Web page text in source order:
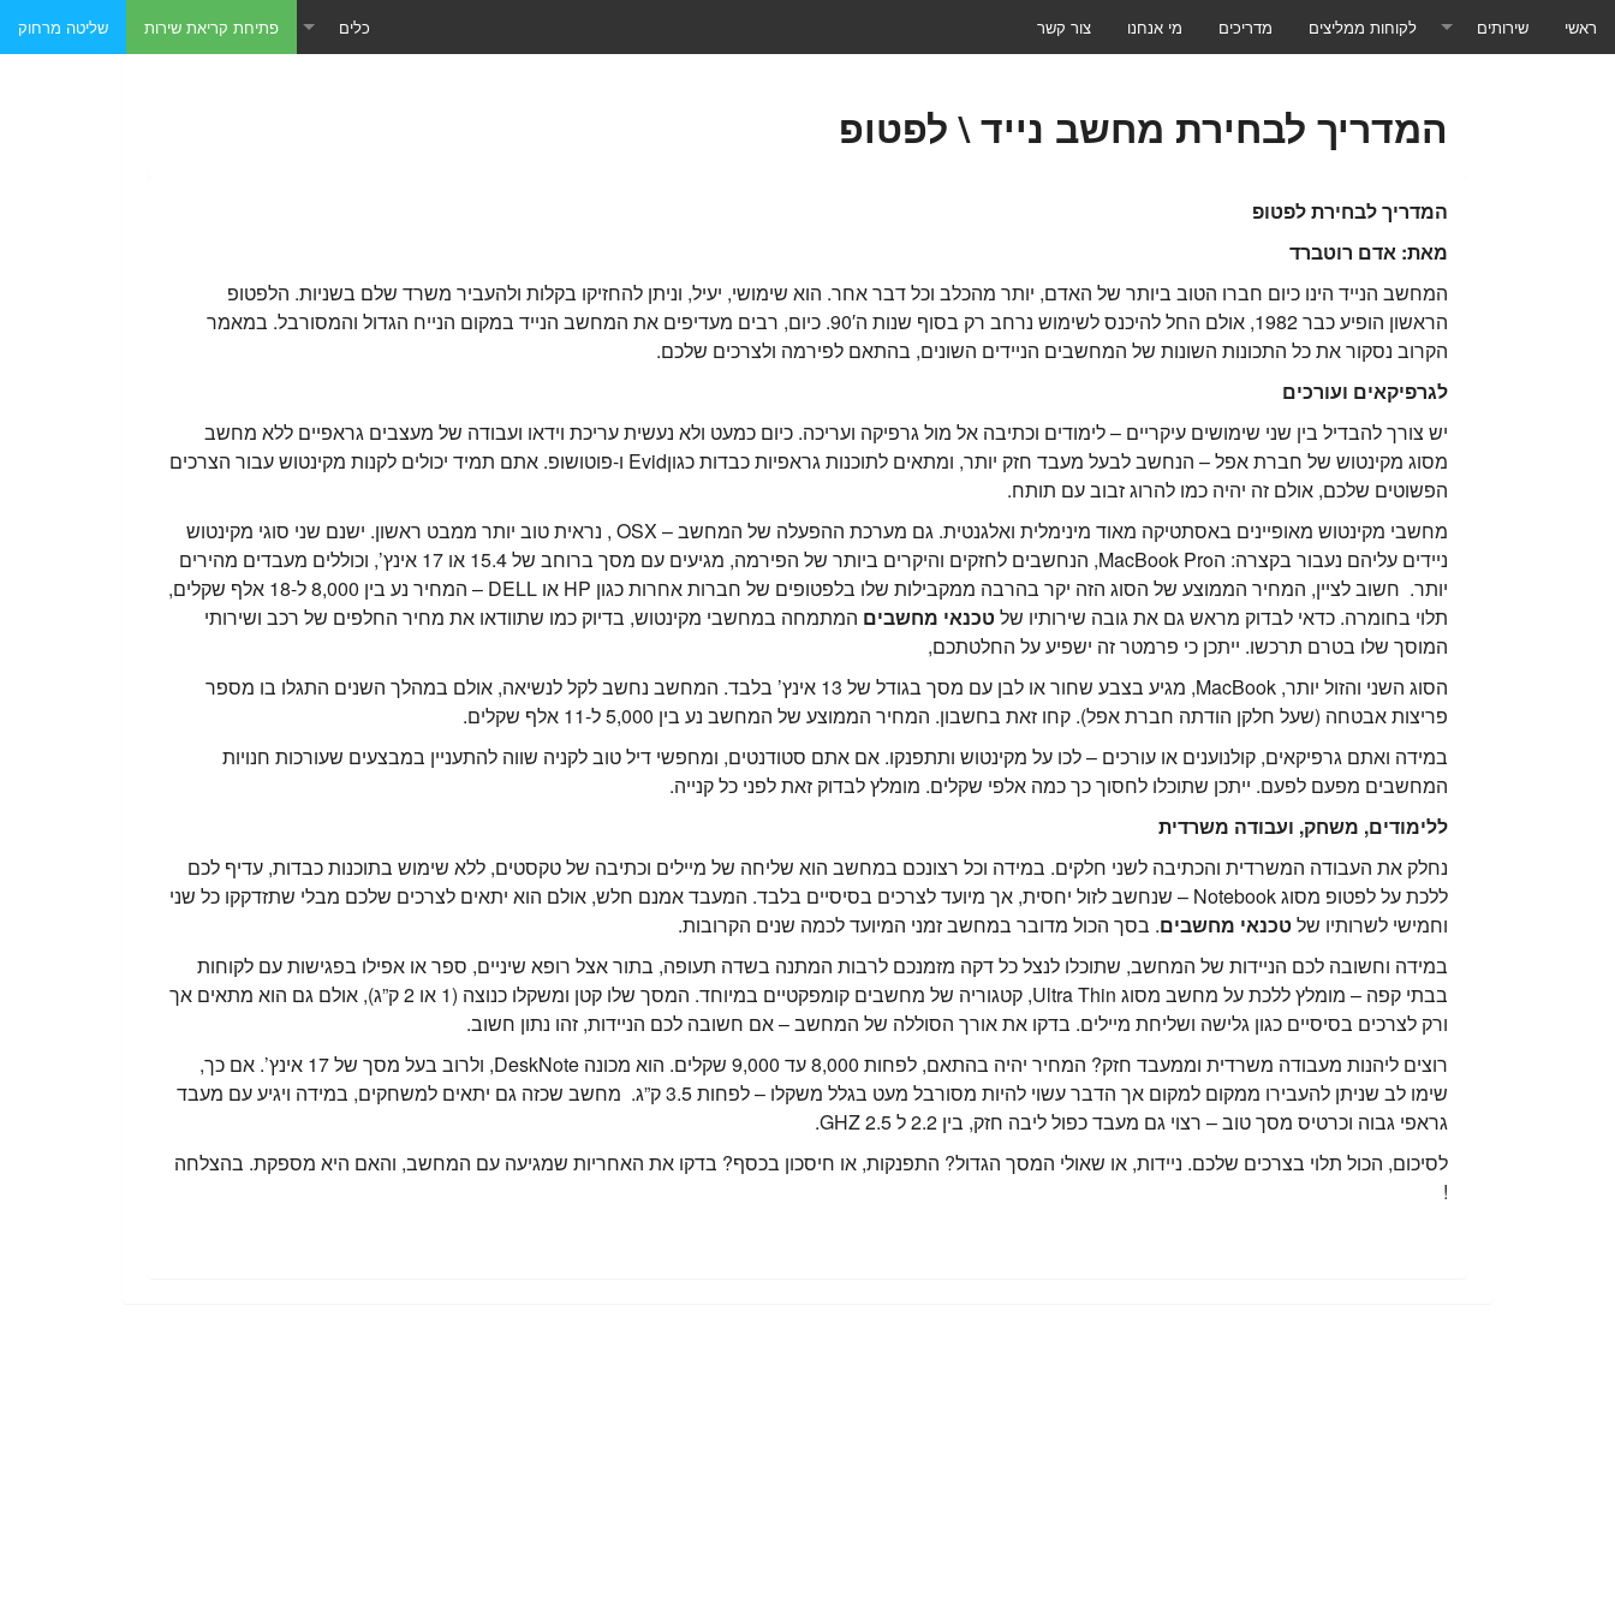
צור קשר מי אנחנו מדריכים לקוחות ממליצים שירותים
טכנאי מחשבים לעסקים
טכנאי מחשבים שליטה מרחוק
טכנאי מחשבים - ייעוץ ומכירת מחשבים
טכנאי מחשבים - שרתים ורשתות
טכנאי מחשבים - גיבוי בענן
טכנאי מחשבים - שירותי ענן
טכנאי מחשבים - מאמרים נוספים
שיתופי פעולה טכנאי מחשבים
ראשי שליטה מרחוק פתיחת קריאת שירות כלים
המדריך לבחירת מחשב נייד \ לפטופ
המדריך לבחירת לפטופ
מאת: אדם רוטברד
המחשב הנייד הינו כיום חברו הטוב ביותר של האדם, יותר מהכלב וכל דבר אחר. הוא שימושי, יעיל, וניתן להחזיקו בקלות ולהעביר משרד שלם בשניות. הלפטופ
הראשון הופיע כבר 1982, אולם החל להיכנס לשימוש נרחב רק בסוף שנות ה90′. כיום, רבים מעדיפים את המחשב הנייד במקום הנייח הגדול והמסורבל. במאמר
הקרוב נסקור את כל התכונות השונות של המחשבים הניידים השונים, בהתאם לפירמה ולצרכים שלכם.
לגרפיקאים ועורכים
יש צורך להבדיל בין שני שימושים עיקריים – לימודים וכתיבה אל מול גרפיקה ועריכה. כיום כמעט ולא נעשית עריכת וידאו ועבודה של מעצבים גראפיים ללא מחשב
מסוג מקינטוש של חברת אפל – הנחשב לבעל מעבד חזק יותר, ומתאים לתוכנות גראפיות כבדות כגוןEvid ו-פוטושופ. אתם תמיד יכולים לקנות מקינטוש עבור הצרכים
הפשוטים שלכם, אולם זה יהיה כמו להרוג זבוב עם תותח.
מחשבי מקינטוש מאופיינים באסתטיקה מאוד מינימלית ואלגנטית. גם מערכת ההפעלה של המחשב – OSX , נראית טוב יותר ממבט ראשון. ישנם שני סוגי מקינטוש
ניידים עליהם נעבור בקצרה: הMacBook Pro, הנחשבים לחזקים והיקרים ביותר של הפירמה, מגיעים עם מסך ברוחב של 15.4 או 17 אינץ’, וכוללים מעבדים מהירים
יותר. חשוב לציין, המחיר הממוצע של הסוג הזה יקר בהרבה ממקבילות שלו בלפטופים של חברות אחרות כגון HP או DELL – המחיר נע בין 8,000 ל-18 אלף שקלים,
תלוי בחומרה. כדאי לבדוק מראש גם את גובה שירותיו שלטכנאי מחשבים המתמחה במחשבי מקינטוש, בדיוק כמו שתוודאו את מחיר החלפים של רכב ושירותי
המוסך שלו בטרם תרכשו. ייתכן כי פרמטר זה ישפיע על החלטתכם,
הסוג השני והזול יותר, MacBook, מגיע בצבע שחור או לבן עם מסך בגודל של 13 אינץ’ בלבד. המחשב נחשב לקל לנשיאה, אולם במהלך השנים התגלו בו מספר
פריצות אבטחה (שעל חלקן הודתה חברת אפל). קחו זאת בחשבון. המחיר הממוצע של המחשב נע בין 5,000 ל-11 אלף שקלים.
במידה ואתם גרפיקאים, קולנוענים או עורכים – לכו על מקינטוש ותתפנקו. אם אתם סטודנטים, ומחפשי דיל טוב לקניה שווה להתעניין במבצעים שעורכות חנויות
המחשבים מפעם לפעם. ייתכן שתוכלו לחסוך כך כמה אלפי שקלים. מומלץ לבדוק זאת לפני כל קנייה.
ללימודים, משחק, ועבודה משרדית
נחלק את העבודה המשרדית והכתיבה לשני חלקים. במידה וכל רצונכם במחשב הוא שליחה של מיילים וכתיבה של טקסטים, ללא שימוש בתוכנות כבדות, עדיף לכם
ללכת על לפטופ מסוג Notebook – שנחשב לזול יחסית, אך מיועד לצרכים בסיסיים בלבד. המעבד אמנם חלש, אולם הוא יתאים לצרכים שלכם מבלי שתזדקקו כל שני
וחמישי לשרותיו שלטכנאי מחשבים. בסך הכול מדובר במחשב זמני המיועד לכמה שנים הקרובות.
במידה וחשובה לכם הניידות של המחשב, שתוכלו לנצל כל דקה מזמנכם לרבות המתנה בשדה תעופה, בתור אצל רופא שיניים, ספר או אפילו בפגישות עם לקוחות
בבתי קפה – מומלץ ללכת על מחשב מסוג Ultra Thin, קטגוריה של מחשבים קומפקטיים במיוחד. המסך שלו קטן ומשקלו כנוצה (1 או 2 ק”ג), אולם גם הוא מתאים אך
ורק לצרכים בסיסיים כגון גלישה ושליחת מיילים. בדקו את אורך הסוללה של המחשב – אם חשובה לכם הניידות, זהו נתון חשוב.
רוצים ליהנות מעבודה משרדית וממעבד חזק? המחיר יהיה בהתאם, לפחות 8,000 עד 9,000 שקלים. הוא מכונה DeskNote, ולרוב בעל מסך של 17 אינץ’. אם כך,
שימו לב שניתן להעבירו ממקום למקום אך הדבר עשוי להיות מסורבל מעט בגלל משקלו – לפחות 3.5 ק”ג. מחשב שכזה גם יתאים למשחקים, במידה ויגיע עם מעבד
גראפי גבוה וכרטיס מסך טוב – רצוי גם מעבד כפול ליבה חזק, בין 2.2 ל 2.5 GHZ.
לסיכום, הכול תלוי בצרכים שלכם. ניידות, או שאולי המסך הגדול? התפנקות, או חיסכון בכסף? בדקו את האחריות שמגיעה עם המחשב, והאם היא מספקת. בהצלחה
!